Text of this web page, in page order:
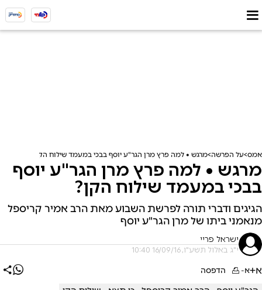
אמס על הפרשה מרגש • למה פרץ מרן הגר"ע יוסף בבכי במעמד שילוח הקן?
מרגש • למה פרץ מרן הגר"ע יוסף
בבכי במעמד שילוח הקן?
הגיגים ודברי תורה לפרשת השבוע מאת הרב אמיר קריספל
מנאמני ביתו של מרן הגר"ע יוסף
ישראל פריי
י"ג באלול תשע"ו, 16/09/16 10:40
א+א- הדפסה